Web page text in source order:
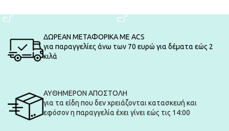
ΔΩΡΕΑΝ ΜΕΤΑΦΟΡΙΚΑ ΜΕ ACS
για παραγγελίες άνω των 70 ευρώ για δέματα εώς 2
κιλά
ΑΥΘΗΜΕΡΟΝ ΑΠΟΣΤΟΛΗ
για τα είδη που δεν χρειάζονται κατασκευή και
εφόσον η παραγγελία έχει γίνει εώς τις 14:00